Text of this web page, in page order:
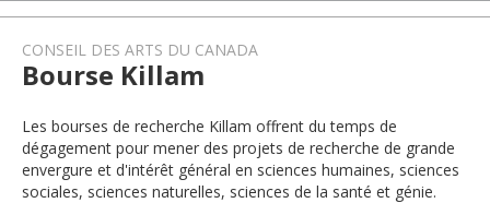
CONSEIL DES ARTS DU CANADA
Bourse Killam
Les bourses de recherche Killam offrent du temps de
dégagement pour mener des projets de recherche de grande
envergure et d'intérêt général en sciences humaines, sciences
sociales, sciences naturelles, sciences de la santé et génie.